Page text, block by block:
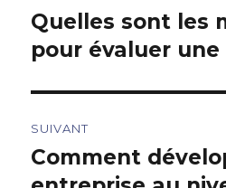
de
l’article
Article
précédent :
Quelles sont les
pour évaluer
SUIVANT
Article
suivant :
Comment